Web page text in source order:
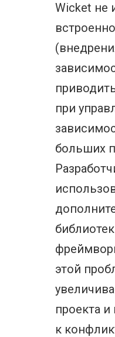
Wicket не
при
больших
этой
проекта
к